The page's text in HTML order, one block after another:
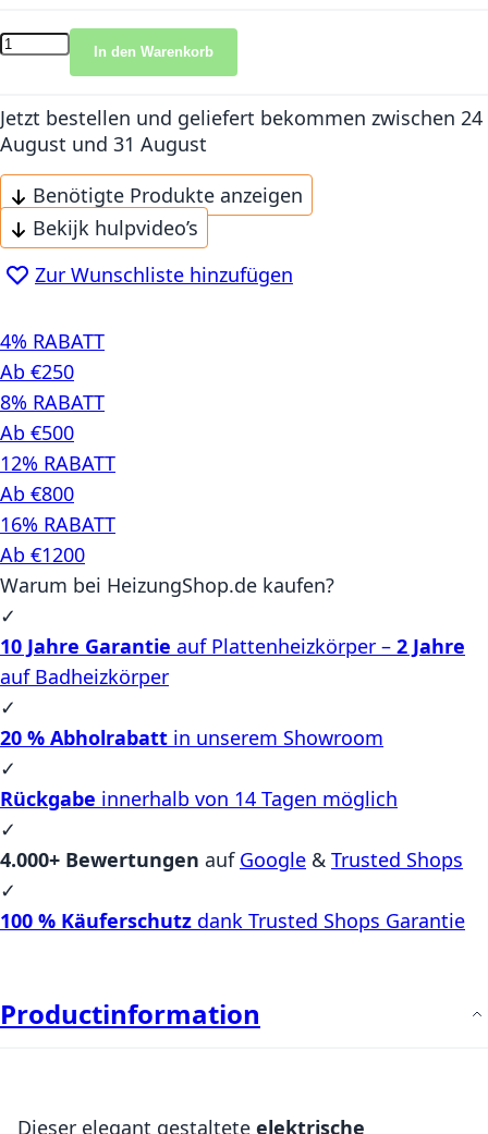
In den Warenkorb
Jetzt bestellen und geliefert bekommen zwischen 24
August und 31 August
Benötigte Produkte anzeigen
Bekijk hulpvideo’s
Zur Wunschliste hinzufügen
4% RABATT
Ab €250
8% RABATT
Ab €500
12% RABATT
Ab €800
16% RABATT
Ab €1200
Warum bei HeizungShop.de kaufen?
✓
10 Jahre Garantie auf Plattenheizkörper – 2 Jahre
auf Badheizkörper
✓
20 % Abholrabatt in unserem Showroom
✓
Rückgabe innerhalb von 14 Tagen möglich
✓
4.000+ Bewertungen auf Google & Trusted Shops
✓
100 % Käuferschutz dank Trusted Shops Garantie
Productinformation
Dieser elegant gestaltete elektrische